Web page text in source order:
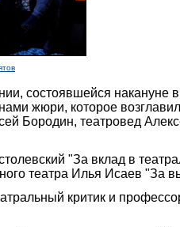
состоявшейся накануне
жюри, которое
Бородин, театровед
"За вклад в
театра Илья Исаев "За
критик и